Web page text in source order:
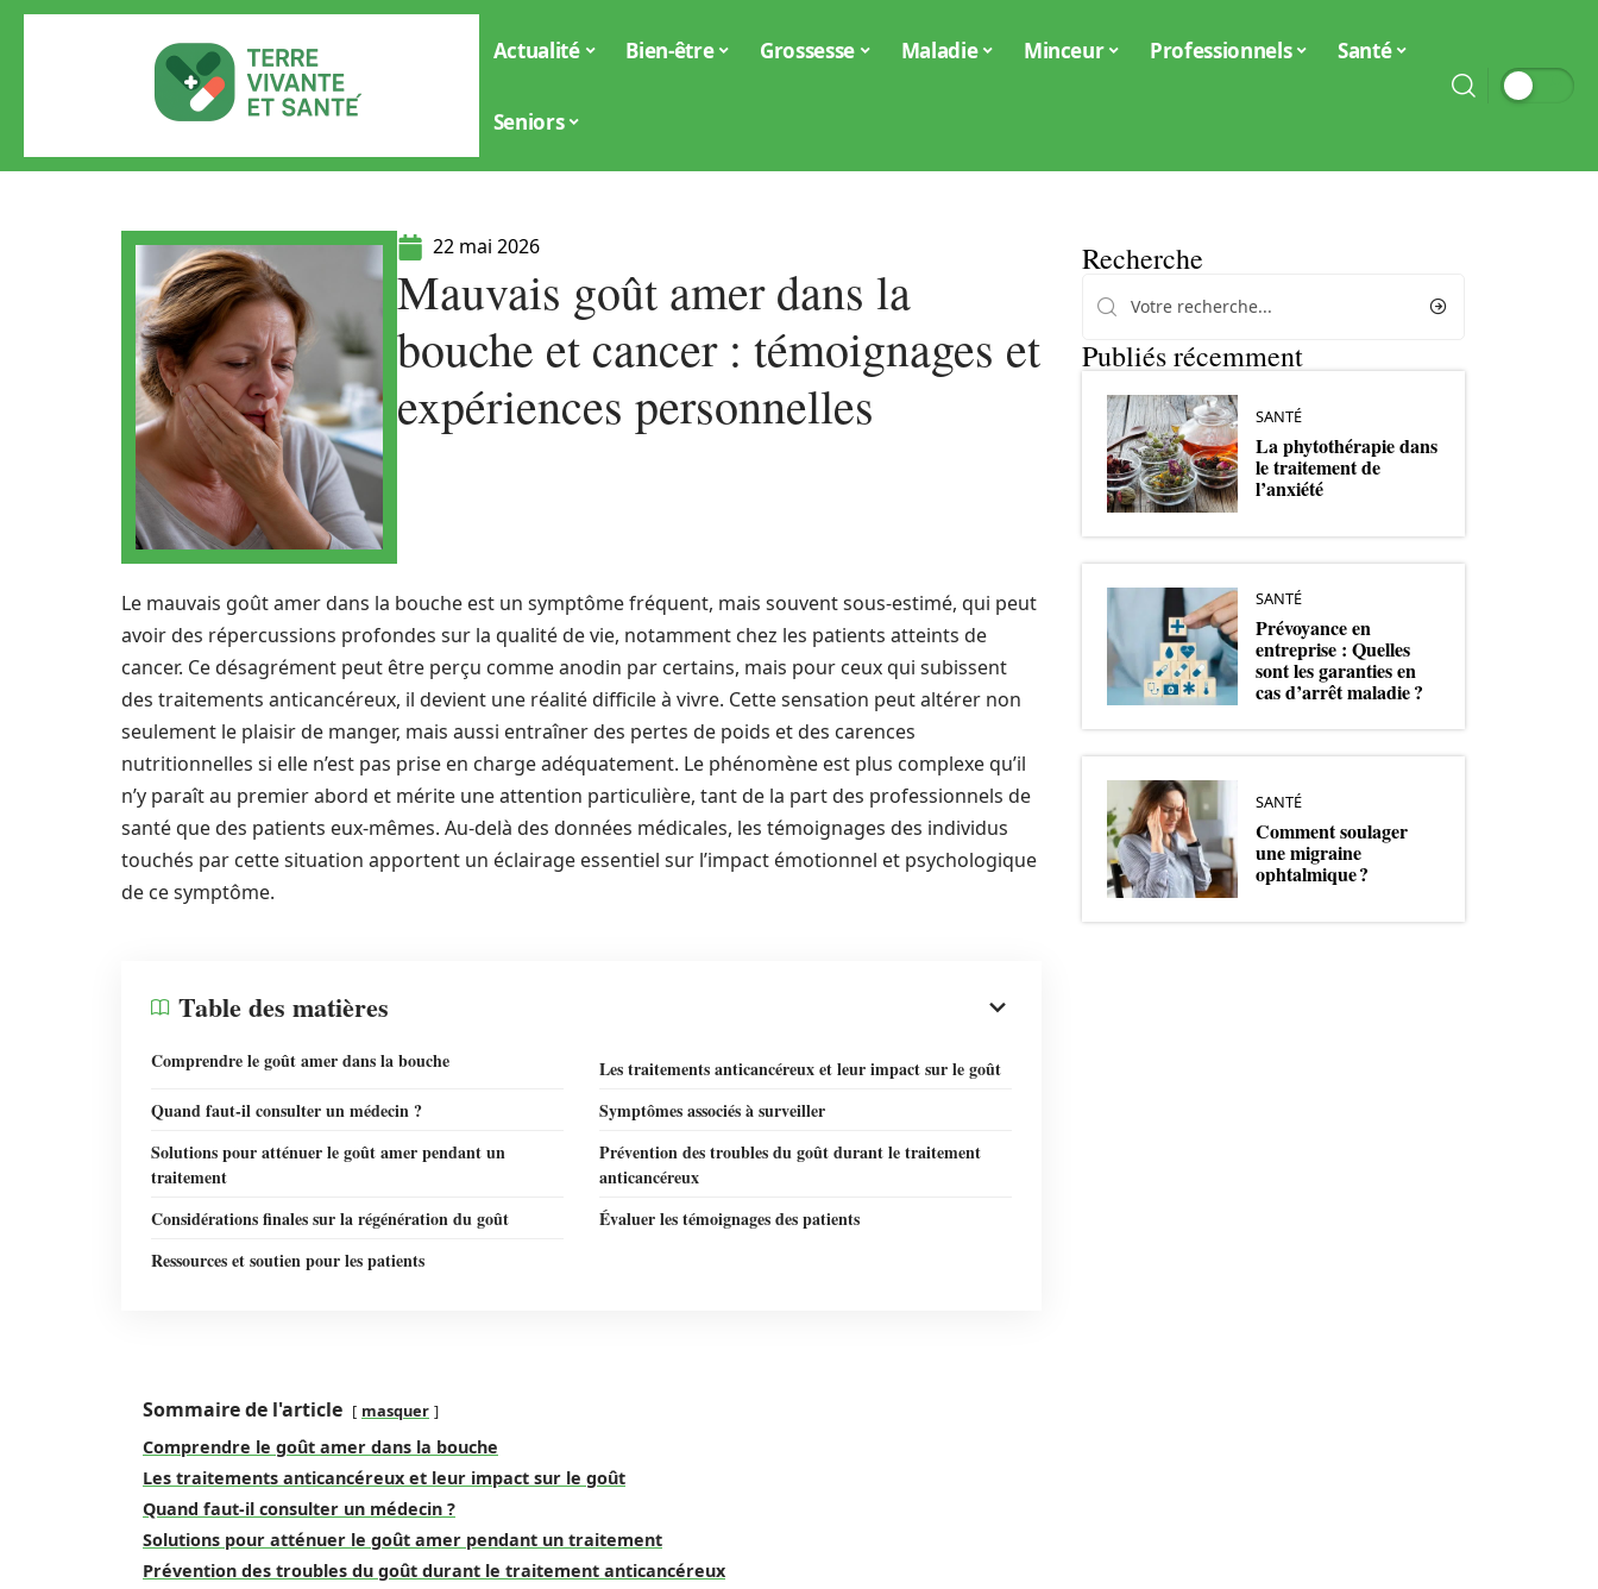
Actualité Bien-être Grossesse Maladie Minceur Professionnels Santé
Seniors
22 mai 2026
Mauvais goût amer dans la
bouche et cancer : témoignages et
expériences personnelles
Le mauvais goût amer dans la bouche est un symptôme fréquent, mais souvent sous-estimé, qui peut
avoir des répercussions profondes sur la qualité de vie, notamment chez les patients atteints de
cancer. Ce désagrément peut être perçu comme anodin par certains, mais pour ceux qui subissent
des traitements anticancéreux, il devient une réalité difficile à vivre. Cette sensation peut altérer non
seulement le plaisir de manger, mais aussi entraîner des pertes de poids et des carences
nutritionnelles si elle n’est pas prise en charge adéquatement. Le phénomène est plus complexe qu’il
n’y paraît au premier abord et mérite une attention particulière, tant de la part des professionnels de
santé que des patients eux-mêmes. Au-delà des données médicales, les témoignages des individus
touchés par cette situation apportent un éclairage essentiel sur l’impact émotionnel et psychologique
de ce symptôme.
Table des matières
Comprendre le goût amer dans la bouche
Les traitements anticancéreux et leur impact sur le goût
Quand faut-il consulter un médecin ?
Symptômes associés à surveiller
Solutions pour atténuer le goût amer pendant un
traitement
Prévention des troubles du goût durant le traitement
anticancéreux
Considérations finales sur la régénération du goût
Évaluer les témoignages des patients
Ressources et soutien pour les patients
Sommaire de l'article masquer
Comprendre le goût amer dans la bouche
Les traitements anticancéreux et leur impact sur le goût
Quand faut-il consulter un médecin ?
Solutions pour atténuer le goût amer pendant un traitement
Prévention des troubles du goût durant le traitement anticancéreux
Recherche
Publiés récemment
SANTÉ
La phytothérapie dans
le traitement de
l’anxiété
SANTÉ
Prévoyance en
entreprise : Quelles
sont les garanties en
cas d’arrêt maladie ?
SANTÉ
Comment soulager
une migraine
ophtalmique ?